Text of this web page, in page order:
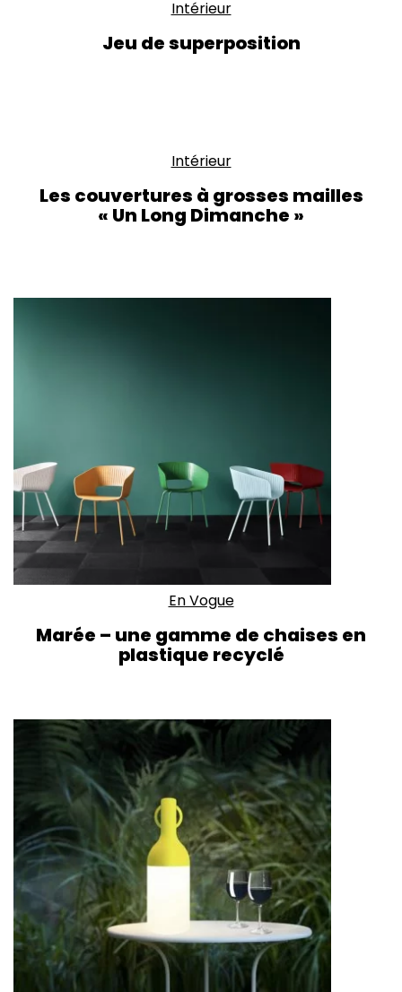
Intérieur
Jeu de superposition
Intérieur
Les couvertures à grosses mailles
« Un Long Dimanche »
En Vogue
Marée – une gamme de chaises en
plastique recyclé